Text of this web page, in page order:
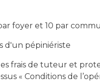
foyer et 10 par
d'un pépiniériste
frais de tuteur et
« Conditions de